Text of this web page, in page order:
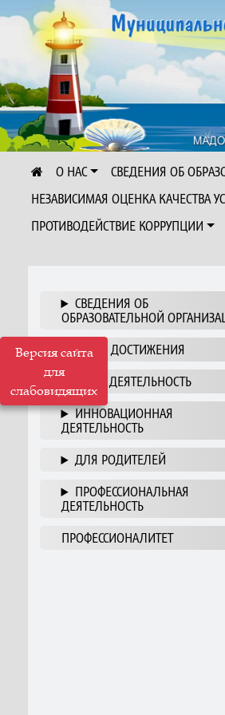
Версия сайта
для
слабовидящих
О НАС СВЕДЕНИЯ ОБ
НЕЗАВИСИМАЯ ОЦЕНКА КАЧЕСТВА
ПРОТИВОДЕЙСТВИЕ КОРРУПЦИИ
СВЕДЕНИЯ ОБ
ОБРАЗОВАТЕЛЬНОЙ
НАШИ ДОСТИЖЕНИЯ
НАША ДЕЯТЕЛЬНОСТЬ
ИННОВАЦИОННАЯ
ДЕЯТЕЛЬНОСТЬ
ДЛЯ РОДИТЕЛЕЙ
ПРОФЕССИОНАЛЬНАЯ
ДЕЯТЕЛЬНОСТЬ
ПРОФЕССИОНАЛИТЕТ